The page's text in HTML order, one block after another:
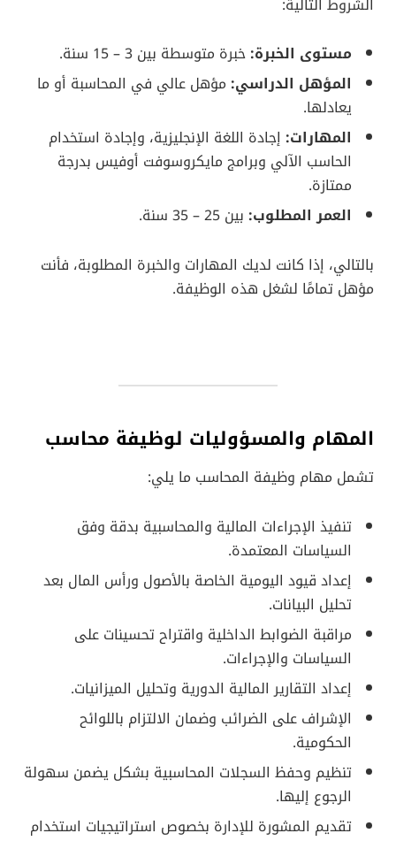
مستوى الخبرة: خبرة متوسطة بين 3 – 15 سنة.
المؤهل الدراسي: مؤهل عالي في المحاسبة أو ما
يعادلها.
المهارات: إجادة اللغة الإنجليزية، وإجادة استخدام
الحاسب الآلي وبرامج مايكروسوفت أوفيس بدرجة
ممتازة.
العمر المطلوب: بين 25 – 35 سنة.
بالتالي، إذا كانت لديك المهارات والخبرة المطلوبة، فأنت
مؤهل تمامًا لشغل هذه الوظيفة.
المهام والمسؤوليات لوظيفة محاسب
تشمل مهام وظيفة المحاسب ما يلي:
تنفيذ الإجراءات المالية والمحاسبية بدقة وفق
السياسات المعتمدة.
إعداد قيود اليومية الخاصة بالأصول ورأس المال بعد
تحليل البيانات.
مراقبة الضوابط الداخلية واقتراح تحسينات على
السياسات والإجراءات.
إعداد التقارير المالية الدورية وتحليل الميزانيات.
الإشراف على الضرائب وضمان الالتزام باللوائح
الحكومية.
تنظيم وحفظ السجلات المحاسبية بشكل يضمن سهولة
الرجوع إليها.
تقديم المشورة للإدارة بخصوص استراتيجيات استخدام